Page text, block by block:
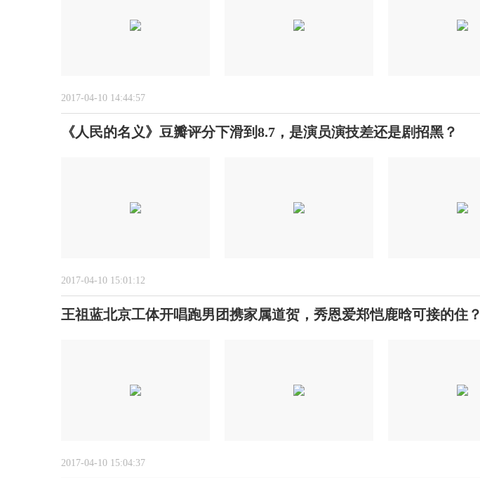
2017-04-10 14:44:57
《人民的名义》豆瓣评分下滑到8.7，是演员演技差还是剧招黑？
2017-04-10 15:01:12
王祖蓝北京工体开唱跑男团携家属道贺，秀恩爱郑恺鹿晗可接的住？
2017-04-10 15:04:37